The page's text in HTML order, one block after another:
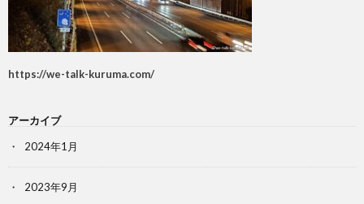
https://we-talk-kuruma.com/
アーカイブ
2024年1月
2023年9月